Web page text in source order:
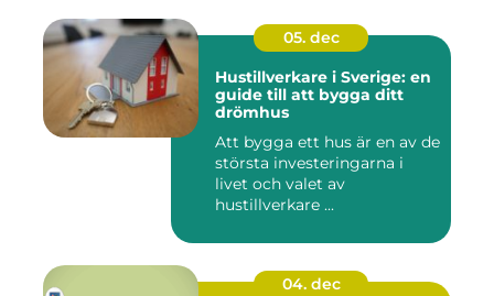
05. dec
Hustillverkare i Sverige: en
guide till att bygga ditt
drömhus
Att bygga ett hus är en av de
största investeringarna i
livet och valet av
hustillverkare ...
04. dec